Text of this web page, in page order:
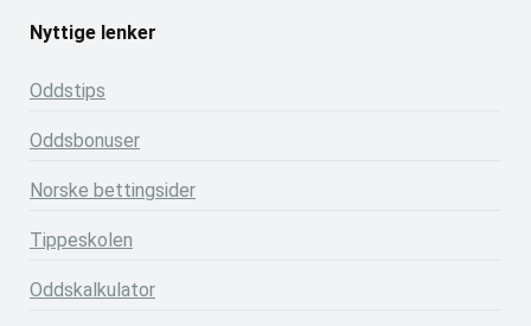
Nyttige lenker
Oddstips
Oddsbonuser
Norske bettingsider
Tippeskolen
Oddskalkulator